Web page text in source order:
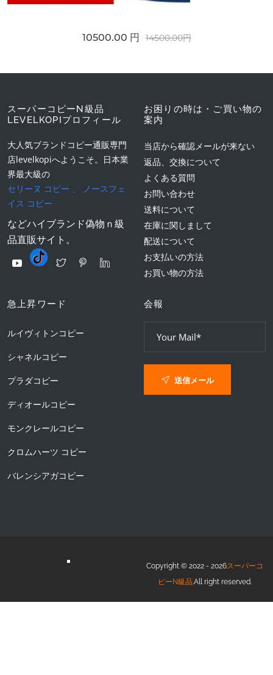
10500.00 円 14500.00円
スーパーコピーN級品
LEVELKOPIプロフィール
大人気ブランドコピー通販専門
店levelkopiへようこそ。日本業
界最大級の
セリーヌ コピー 、
ノースフェ
イス コピー
などハイブランド偽物ｎ級
品直販サイト。
お困りの時は・ご買い物の
案内
当店から確認メールが来ない
返品、交換について
よくある質問
お問い合わせ
送料について
在庫に関しまして
配送について
お支払いの方法
お買い物の方法
急上昇ワード
ルイヴィトンコピー
シャネルコピー
プラダコピー
ディオールコピー
モンクレールコピー
クロムハーツ コピー
バレンシアガコピー
会報
送信メール
Copyright © 2022 - 2026スーパーコ
ピーN級品.All right reserved.